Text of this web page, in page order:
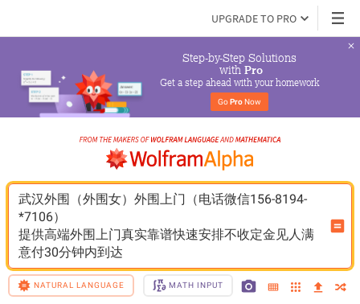
UPGRADE TO PRO
Step-by-Step Solutions
with Pro
Get a step ahead with your homework
Go Pro Now
武汉外围（外围女）外围上门（电话微信156-8194-
*7106）
提供高端外围上门真实靠谱快速安排不收定金见人满
意付30分钟内到达
NATURAL LANGUAGE MATH INPUT